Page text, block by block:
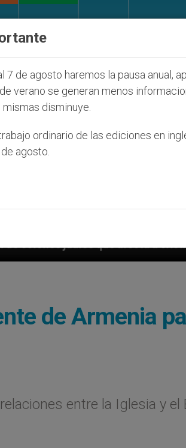
a cristianos (y no sólo) en
de Armenia
entre la Iglesia y el
7 de agosto haremos la pausa anual,
verano se generan menos
disminuye.
ordinario de las ediciones en
agosto.